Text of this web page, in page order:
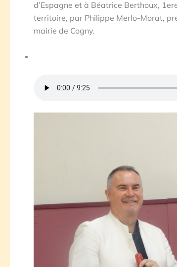
d’Espagne et à Béatrice Berthoux,
territoire, par Philippe Merlo-Morat,
mairie de Cogny.